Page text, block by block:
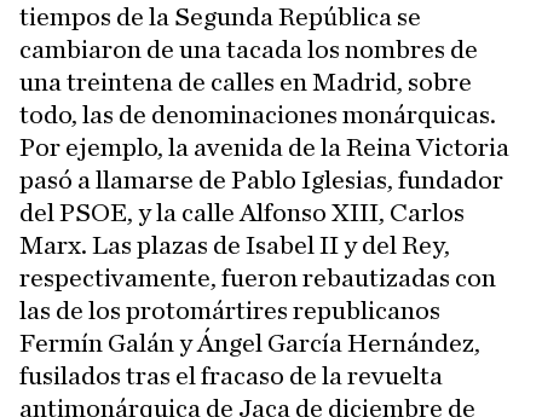
tiempos de la Segunda República se
cambiaron de una tacada los nombres de
una treintena de calles en Madrid, sobre
todo, las de denominaciones monárquicas.
Por ejemplo, la avenida de la Reina Victoria
pasó a llamarse de Pablo Iglesias, fundador
del PSOE, y la calle Alfonso XIII, Carlos
Marx. Las plazas de Isabel II y del Rey,
respectivamente, fueron rebautizadas con
las de los protomártires republicanos
Fermín Galán y Ángel García Hernández,
fusilados tras el fracaso de la revuelta
antimonárquica de Jaca de diciembre de